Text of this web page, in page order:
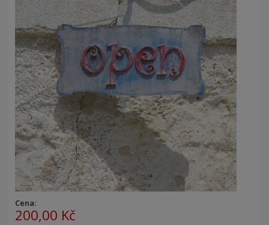
Cena:
200,00 Kč